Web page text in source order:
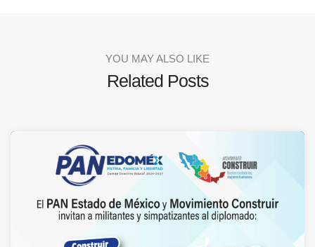
YOU MAY ALSO LIKE
Related Posts